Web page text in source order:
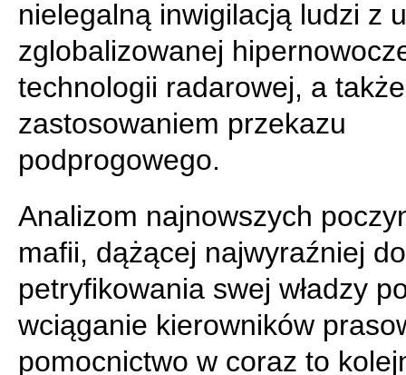
nielegalną inwigilacją ludzi z
zglobalizowanej
technologii radarowej, a
zastosowaniem przekazu
podprogowego.
Analizom najnowszych
mafii, dążącej najwyraźniej do
petryfikowania swej władzy
wciąganie kierowników
pomocnictwo w coraz to